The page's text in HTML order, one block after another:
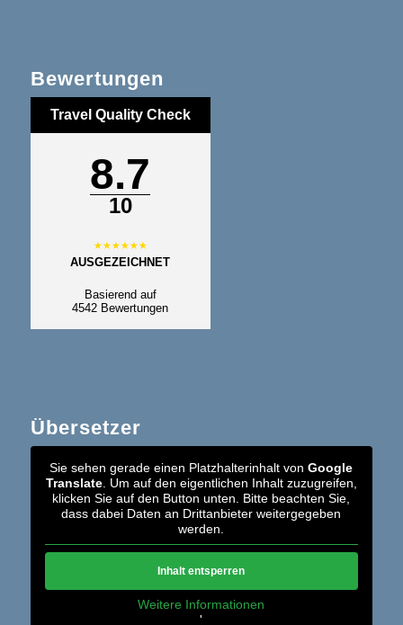
Bewertungen
8.7
10
AUSGEZEICHNET
Basierend auf
4542 Bewertungen
Travel Quality Check
Übersetzer
Sie sehen gerade einen Platzhalterinhalt vonGoogle
Translate. Um auf den eigentlichen Inhalt zuzugreifen,
klicken Sie auf den Button unten. Bitte beachten Sie,
dass dabei Daten an Drittanbieter weitergegeben
werden.
Inhalt entsperren
Weitere Informationen
'